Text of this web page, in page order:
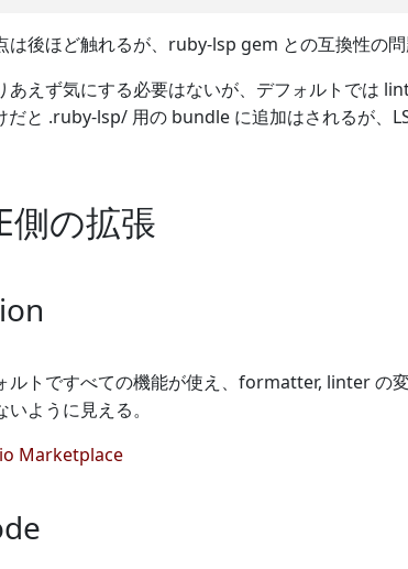
後ほど触れるが、ruby-lsp gem との互換性の問
あえず気にする必要はないが、デフォルトでは
だと .ruby-lsp/ 用の bundle に追加はされるが、
側の拡張
ルトですべての機能が使え、formatter, linter の
ように見える。
Marketplace